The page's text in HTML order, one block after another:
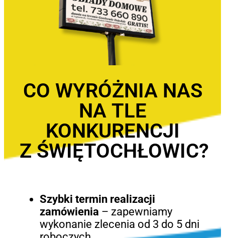
CO WYRÓŻNIA NAS
NA TLE
KONKURENCJI
Z ŚWIĘTOCHŁOWIC?
Szybki termin realizacji
zamówienia – zapewniamy
wykonanie zlecenia od 3 do 5 dni